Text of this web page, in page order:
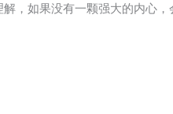
，如果没有一颗强大的内心